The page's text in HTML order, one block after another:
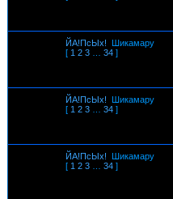
ЙА!ПсЫх!
Шикамару
[ 1 2 3 34 ]
ЙА!ПсЫх!
Шикамару
[ 1 2 3 34 ]
ЙА!ПсЫх!
Шикамару
[ 1 2 3 34 ]